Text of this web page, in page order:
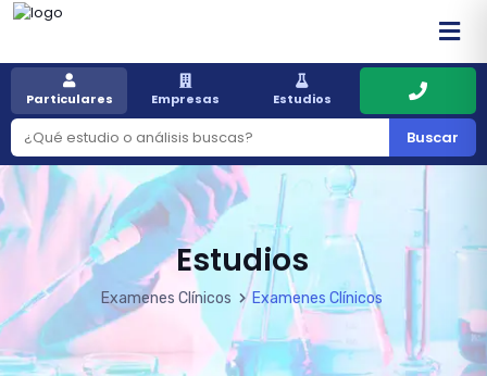
Particulares Empresas Estudios
Buscar
Estudios
Examenes Clínicos Examenes Clínicos